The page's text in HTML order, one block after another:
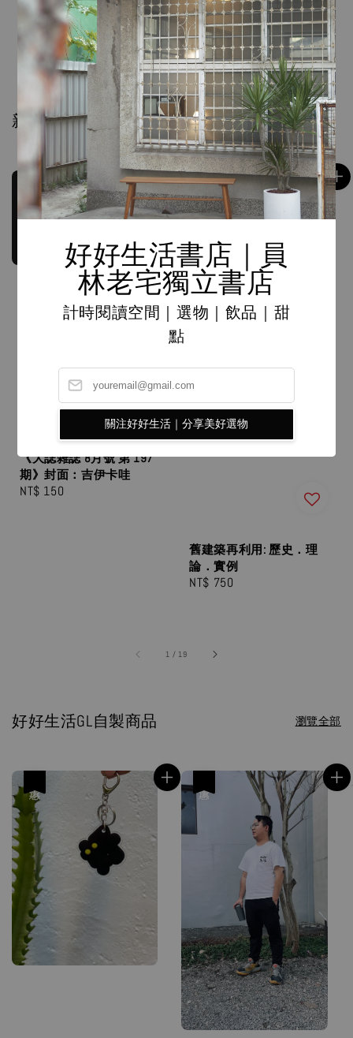
好好生活書店｜員
林老宅獨立書店
計時閱讀空間｜選物｜飲品｜甜
點
關注好好生活｜分享美好選物
Regular
price
NT$ 480
1 /10
新品上架
【預購，9月初到貨】
《大誌雜誌 8月號 第 197
期》封面：吉伊卡哇
Regular
NT$ 150
舊建築再利用: 歷史．理
論．實例
Regular
NT$ 750
1 / 19
好好生活GL自製商品 瀏覽全部